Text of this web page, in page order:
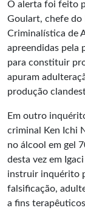
O alerta foi feito
Goulart, chefe
Criminalística de
apreendidas pela
para constituir
apuram
produção
Em outro
criminal Ken Ichi
no álcool em gel
desta vez em
instruir inquérito
falsificação,
a fins